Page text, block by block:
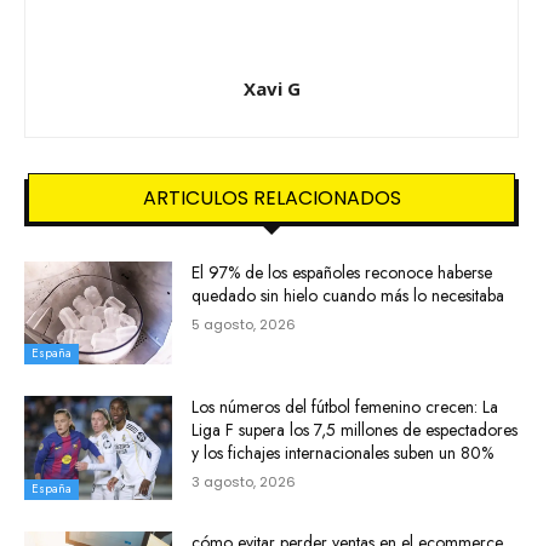
Xavi G
ARTICULOS RELACIONADOS
España
El 97% de los españoles reconoce haberse
quedado sin hielo cuando más lo necesitaba
5 agosto, 2026
España
Los números del fútbol femenino crecen: La
Liga F supera los 7,5 millones de espectadores
y los fichajes internacionales suben un 80%
3 agosto, 2026